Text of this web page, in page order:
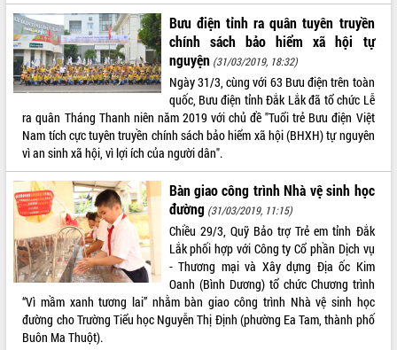
Du lịch Đắk Lắk nâng tầm trải nghiệm
du khách thông qua Hệ thống cơ sở dữ
liệu và Bản đồ số
Tập huấn ứng dụng trí tuệ nhân tạo (AI)
trong thương mại điện tử năm 2026
Đoàn đại biểu Quốc hội tỉnh Đắk Lắk
trao đổi thông tin trước Kỳ họp thứ
nhất, Quốc hội khóa XVI
Quyết liệt cải cách hành chính, khơi
thông nguồn lực phát triển
Nâng cao hiệu lực, hiệu quả HĐND
tỉnh thông qua hiện đại hóa hành chính
Xã Ea Phê gắn cải cách hành chính với
chuyển đổi số
Phó Chủ tịch Thường trực UBND tỉnh
Hồ Thị Nguyên Thảo làm việc tại Trung
tâm Phục vụ hành chính công xã Ea
Phê
Bưu điện tỉnh ra quân tuyên truyền
chính sách bảo hiểm xã hội tự
nguyện (31/03/2019, 18:32)
Ngày 31/3, cùng với 63 Bưu điện trên toàn
quốc, Bưu điện tỉnh Đắk Lắk đã tổ chức Lễ
ra quân Tháng Thanh niên năm 2019 với chủ đề "Tuổi trẻ Bưu điện Việt
Nam tích cực tuyên truyền chính sách bảo hiểm xã hội (BHXH) tự nguyên
vì an sinh xã hội, vì lợi ích của người dân".
Bàn giao công trình Nhà vệ sinh học
đường (31/03/2019, 11:15)
Chiều 29/3, Quỹ Bảo trợ Trẻ em tỉnh Đắk
Lắk phối hợp với Công ty Cổ phần Dịch vụ
- Thương mại và Xây dựng Địa ốc Kim
Oanh (Bình Dương) tổ chức Chương trình
“Vì mầm xanh tương lai” nhằm bàn giao công trình Nhà vệ sinh học
đường cho Trường Tiểu học Nguyễn Thị Định (phường Ea Tam, thành phố
Buôn Ma Thuột).